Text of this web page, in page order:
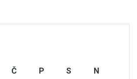
Č P S
N